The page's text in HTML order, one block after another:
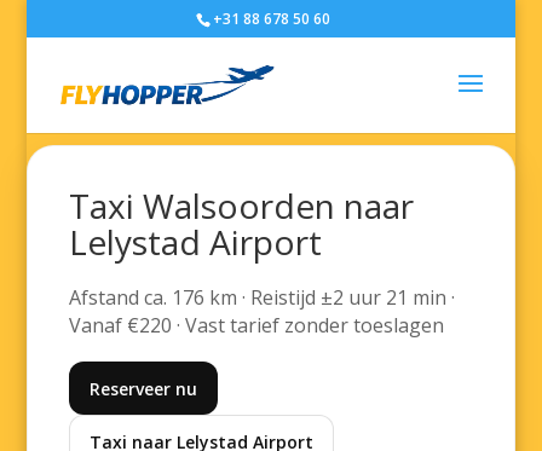
+31 88 678 50 60
Taxi Walsoorden naar
Lelystad Airport
Afstand ca. 176 km · Reistijd ±2 uur 21 min ·
Vanaf €220 · Vast tarief zonder toeslagen
Reserveer nu
Taxi naar Lelystad Airport